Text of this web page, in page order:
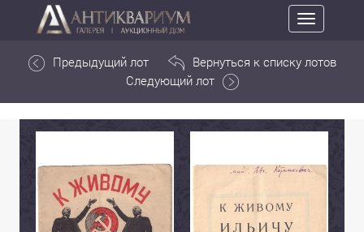
Toggle
navigation
Предыдущий лот
Вернуться к списку лотов
Следующий лот